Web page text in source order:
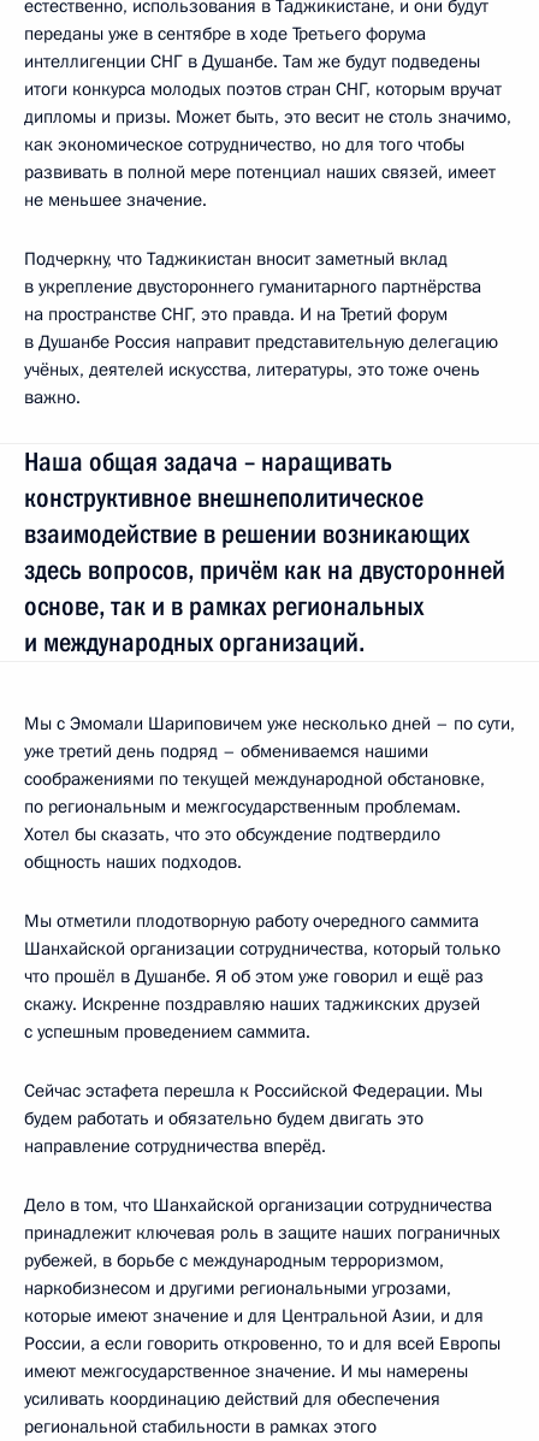
естественно, использования в Таджикистане, и они будут
переданы уже в сентябре в ходе Третьего форума
интеллигенции СНГ в Душанбе. Там же будут подведены
итоги конкурса молодых поэтов стран СНГ, которым вручат
дипломы и призы. Может быть, это весит не столь значимо,
как экономическое сотрудничество, но для того чтобы
развивать в полной мере потенциал наших связей, имеет
не меньшее значение.
Подчеркну, что Таджикистан вносит заметный вклад
в укрепление двустороннего гуманитарного партнёрства
на пространстве СНГ, это правда. И на Третий форум
в Душанбе Россия направит представительную делегацию
учёных, деятелей искусства, литературы, это тоже очень
важно.
Наша общая задача – наращивать
конструктивное внешнеполитическое
взаимодействие в решении возникающих
здесь вопросов, причём как на двусторонней
основе, так и в рамках региональных
и международных организаций.
Мы с Эмомали Шариповичем уже несколько дней – по сути,
уже третий день подряд – обмениваемся нашими
соображениями по текущей международной обстановке,
по региональным и межгосударственным проблемам.
Хотел бы сказать, что это обсуждение подтвердило
общность наших подходов.
Мы отметили плодотворную работу очередного саммита
Шанхайской организации сотрудничества, который только
что прошёл в Душанбе. Я об этом уже говорил и ещё раз
скажу. Искренне поздравляю наших таджикских друзей
с успешным проведением саммита.
Сейчас эстафета перешла к Российской Федерации. Мы
будем работать и обязательно будем двигать это
направление сотрудничества вперёд.
Дело в том, что Шанхайской организации сотрудничества
принадлежит ключевая роль в защите наших пограничных
рубежей, в борьбе с международным терроризмом,
наркобизнесом и другими региональными угрозами,
которые имеют значение и для Центральной Азии, и для
России, а если говорить откровенно, то и для всей Европы
имеют межгосударственное значение. И мы намерены
усиливать координацию действий для обеспечения
региональной стабильности в рамках этого